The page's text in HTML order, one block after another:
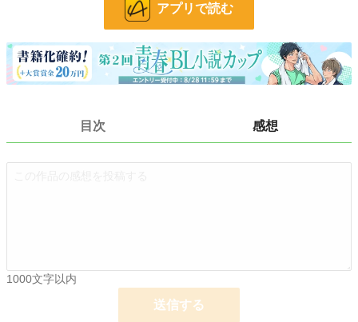
24h.ポイント 0 pt
文字数 4,158
2023.09.29 13:09
初回完結日時 2023.09.29 13:09
累計ポイント 6,206 pt (116,752 位)
アプリで読む
目次 感想
1000文字以内
送信する